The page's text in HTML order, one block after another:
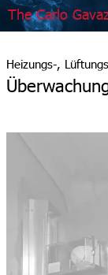
The Carlo
Heizungs-,